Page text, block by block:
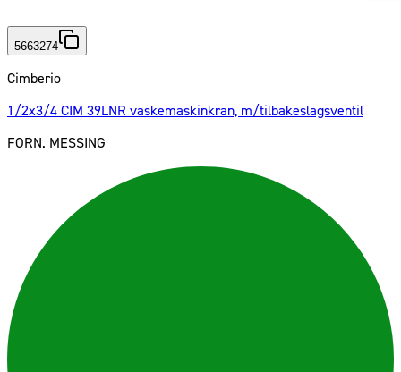
5663274
Cimberio
1/2x3/4 CIM 39LNR vaskemaskinkran, m/tilbakeslagsventil
FORN. MESSING